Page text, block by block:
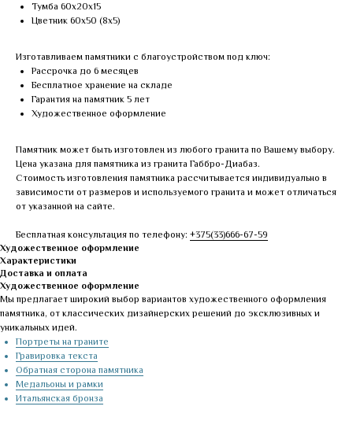
Тумба 60х20х15
Цветник 60х50 (8х5)
Изготавливаем памятники с благоустройством под ключ:
Рассрочка до 6 месяцев
Бесплатное хранение на складе
Гарантия на памятник 5 лет
Художественное оформление
Памятник может быть изготовлен из любого гранита по Вашему выбору.
Цена указана для памятника из гранита Габбро-Диабаз.
Стоимость изготовления памятника рассчитывается индивидуально в
зависимости от размеров и используемого гранита и может отличаться
от указанной на сайте.
Бесплатная консультация по телефону: +375(33)666-67-59
Художественное оформление
Характеристики
Доставка и оплата
Художественное оформление
Мы предлагает широкий выбор вариантов художественного оформления
памятника, от классических дизайнерских решений до эксклюзивных и
уникальных идей.
Портреты на граните
Гравировка текста
Обратная сторона памятника
Медальоны и рамки
Итальянская бронза